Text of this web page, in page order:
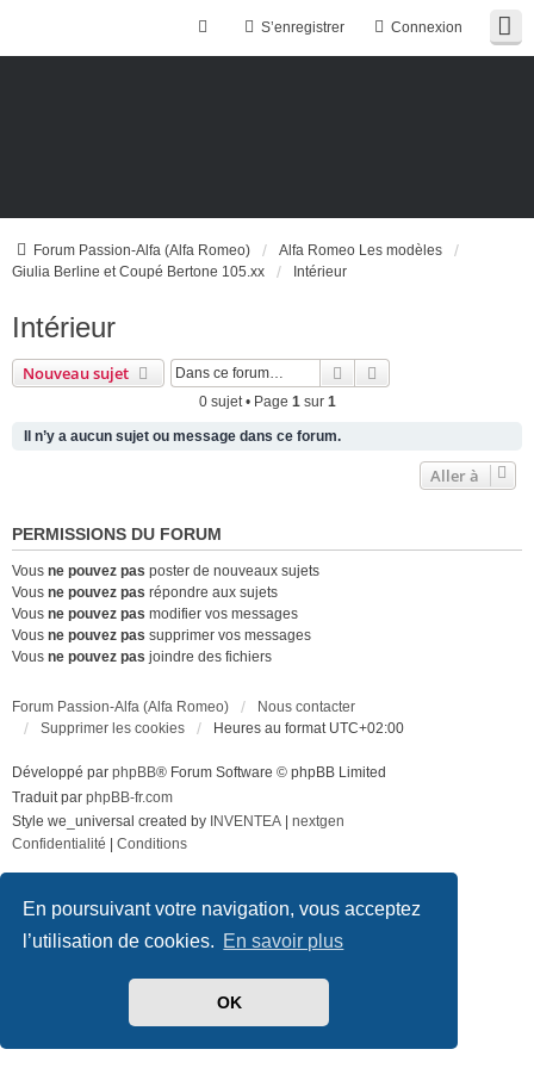
En poursuivant votre navigation, vous acceptez
l’utilisation de cookies. En savoir plus
OK
Connexion
S’enregistrer
Forum Passion-Alfa (Alfa Romeo)
Alfa Romeo Les modèles
Giulia Berline et Coupé Bertone 105.xx
Intérieur
Intérieur
Nouveau sujet Rechercher
0 sujet • Page 1sur 1
Il n’y a aucun sujet ou message dans ce forum.
Aller à
PERMISSIONS DU FORUM
Vous ne pouvez pas poster de nouveaux sujets
Vous ne pouvez pas répondre aux sujets
Vous ne pouvez pas modifier vos messages
Vous ne pouvez pas supprimer vos messages
Vous ne pouvez pas joindre des fichiers
Forum Passion-Alfa (Alfa Romeo)
Nous contacter
Supprimer les cookies
Heures au format UTC+02:00
Développé par phpBB® Forum Software © phpBB Limited
Traduit par phpBB-fr.com
Style we_universal created by INVENTEA
nextgen
Confidentialité
Conditions